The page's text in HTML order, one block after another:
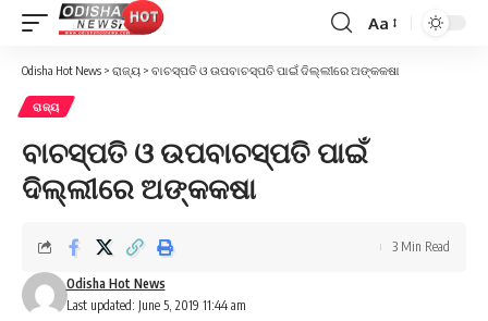
Font
Aa
Odisha Hot News > ରାଜ୍ୟ > ବାଚସ୍ପତି ଓ ଉପବାଚସ୍ପତି ପାଇଁ ଦିଲ୍ଲୀରେ ଅଙ୍କକଷା
ରାଜ୍ୟ
ବାଚସ୍ପତି ଓ ଉପବାଚସ୍ପତି ପାଇଁ
ଦିଲ୍ଲୀରେ ଅଙ୍କକଷା
Last updated: June 5, 2019 11:44 am
Odisha Hot News
3 Min Read